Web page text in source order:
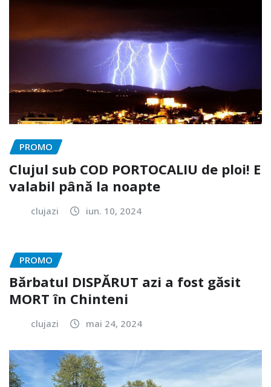
PROMO
Clujul sub COD PORTOCALIU de ploi! E
valabil până la noapte
clujazi iun. 10, 2024
PROMO
Bărbatul DISPĂRUT azi a fost găsit
MORT în Chinteni
clujazi mai 24, 2024